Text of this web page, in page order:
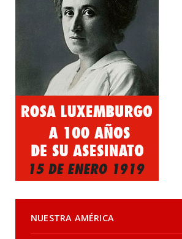
NUESTRA AMÉRICA